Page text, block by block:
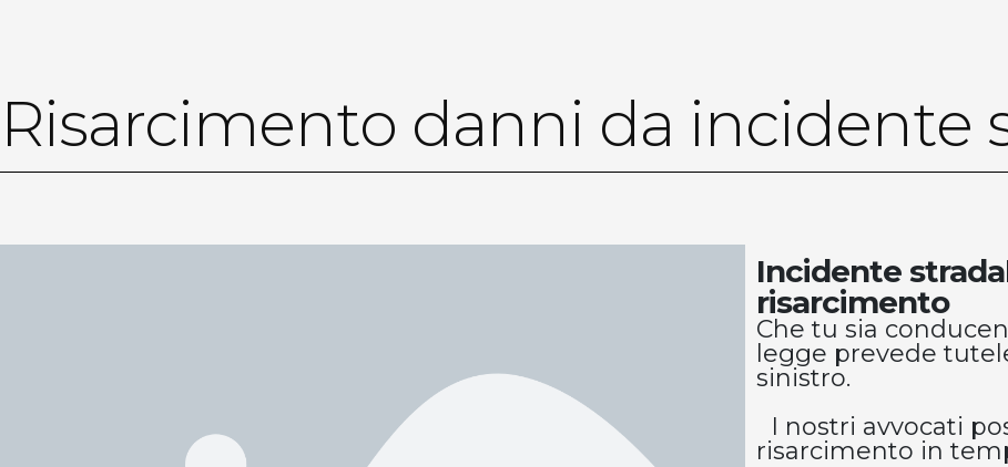
Risarcimento danni da incidente
Incidente
risarcimento
Che tu sia
legge prevede
sinistro.
I nostri avvocati
risarcimento in